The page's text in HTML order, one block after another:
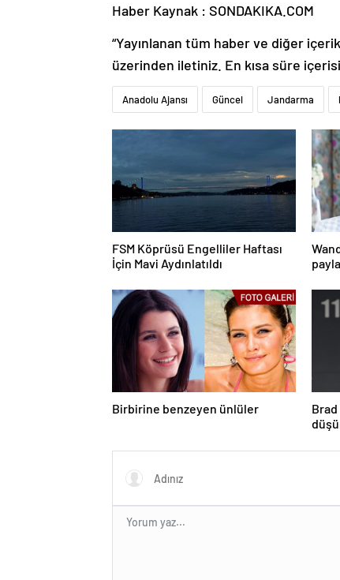
Haber Kaynak : SONDAKIKA.COM
“Yayınlanan tüm haber ve diğer
üzerinden iletiniz. En kısa süre
Anadolu Ajansı Güncel Jandarma
FSM Köprüsü Engelliler Haftası
İçin Mavi Aydınlatıldı
Birbirine benzeyen ünlüler